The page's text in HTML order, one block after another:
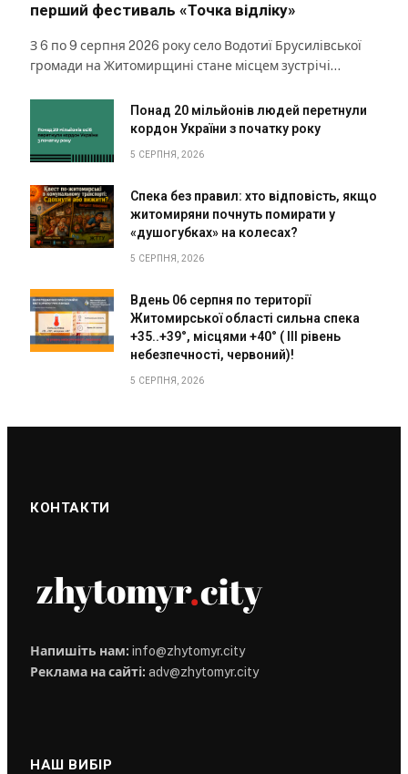
перший фестиваль «Точка відліку»
З 6 по 9 серпня 2026 року село Водотиї Брусилівської
громади на Житомирщині стане місцем зустрічі…
Понад 20 мільйонів людей перетнули
кордон України з початку року
5 СЕРПНЯ, 2026
Спека без правил: хто відповість, якщо
житомиряни почнуть помирати у
«душогубках» на колесах?
5 СЕРПНЯ, 2026
Вдень 06 серпня по території
Житомирської області сильна спека
+35..+39°, місцями +40° ( III рівень
небезпечності, червоний)!
5 СЕРПНЯ, 2026
КОНТАКТИ
Напишіть нам: info@zhytomyr.city
Реклама на сайті: adv@zhytomyr.city
НАШ ВИБІР